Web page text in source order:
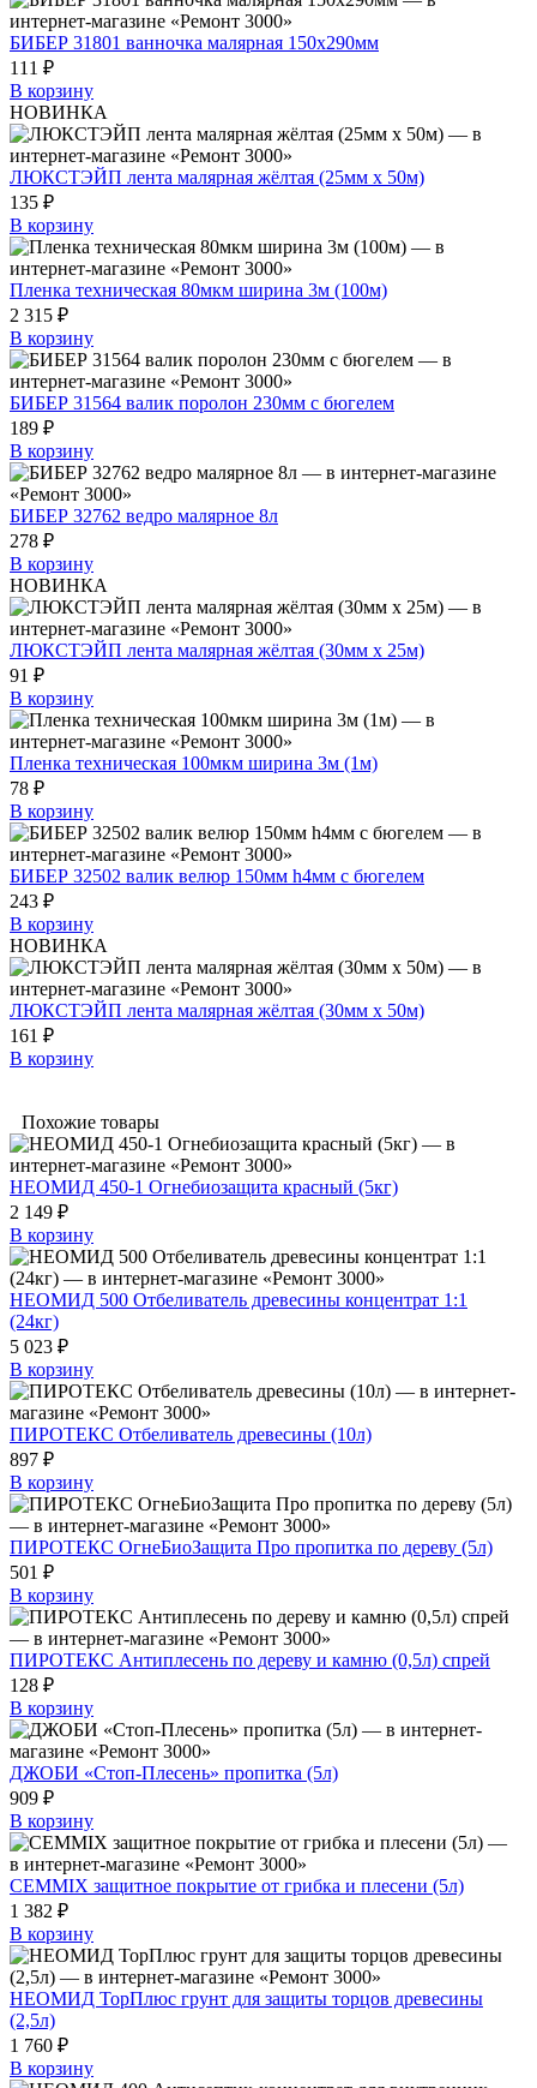
БИБЕР 31801 ванночка малярная 150х290мм
111 ₽
В корзину
НОВИНКА
ЛЮКСТЭЙП лента малярная жёлтая (25мм х 50м)
135 ₽
В корзину
Пленка техническая 80мкм ширина 3м (100м)
2 315 ₽
В корзину
БИБЕР 31564 валик поролон 230мм с бюгелем
189 ₽
В корзину
БИБЕР 32762 ведро малярное 8л
278 ₽
В корзину
НОВИНКА
ЛЮКСТЭЙП лента малярная жёлтая (30мм х 25м)
91 ₽
В корзину
Пленка техническая 100мкм ширина 3м (1м)
78 ₽
В корзину
БИБЕР 32502 валик велюр 150мм h4мм с бюгелем
243 ₽
В корзину
НОВИНКА
ЛЮКСТЭЙП лента малярная жёлтая (30мм х 50м)
161 ₽
В корзину
Похожие товары
НЕОМИД 450-1 Огнебиозащита красный (5кг)
2 149 ₽
В корзину
НЕОМИД 500 Отбеливатель древесины концентрат 1:1
(24кг)
5 023 ₽
В корзину
ПИРОТЕКС Отбеливатель древесины (10л)
897 ₽
В корзину
ПИРОТЕКС ОгнеБиоЗащита Про пропитка по дереву (5л)
501 ₽
В корзину
ПИРОТЕКС Антиплесень по дереву и камню (0,5л) спрей
128 ₽
В корзину
ДЖОБИ «Стоп-Плесень» пропитка (5л)
909 ₽
В корзину
CEMMIX защитное покрытие от грибка и плесени (5л)
1 382 ₽
В корзину
НЕОМИД ТорПлюс грунт для защиты торцов древесины
(2,5л)
1 760 ₽
В корзину